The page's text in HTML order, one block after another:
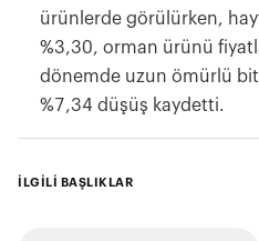
ürünlerde görülürken,
%3,30, orman ürünü
dönemde uzun ömürlü
%7,34 düşüş kaydetti.
İLGİLİ BAŞLIKLAR